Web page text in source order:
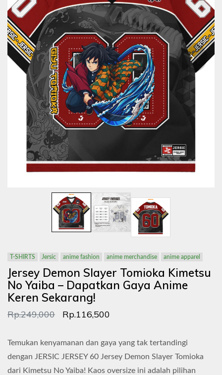
T-SHIRTS Jersic anime fashion anime merchandise anime apparel
Jersey Demon Slayer Tomioka Kimetsu
No Yaiba – Dapatkan Gaya Anime
Keren Sekarang!
Rp.249,000 Rp.116,500
Temukan kenyamanan dan gaya yang tak tertandingi
dengan JERSIC JERSEY 60 Jersey Demon Slayer Tomioka
dari Kimetsu No Yaiba! Kaos oversize ini adalah pilihan